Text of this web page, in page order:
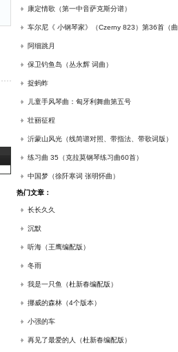
康定情歌（第一中音萨克斯分谱）
车尔尼《 小钢琴家》（Czerny 823）第36首（曲
谱及练习提示）
阿细跳月
保卫钓鱼岛（丛永辉 词曲）
捉蚂蚱
儿童手风琴曲：匈牙利舞曲第五号
壮丽征程
沂蒙山风光（线简谱对照、带指法、带歌词版）
练习曲 35（克拉莫钢琴练习曲60首）
中国梦（徐阡寒词 张明怀曲）
热门文章：
长长久久
沉默
听海（王鹰编配版）
冬雨
我是一只鱼（杜新春编配版）
挪威的森林（4个版本）
小强的车
再见了最爱的人（杜新春编配版）